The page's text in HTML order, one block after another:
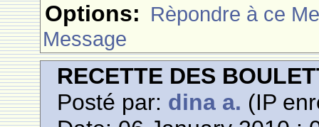
Options: Rèpondre à ce
Message
RECETTE DES
Posté par: dina a. (IP